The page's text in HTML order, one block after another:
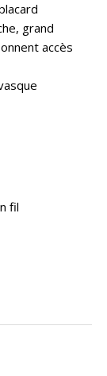
grand
accès
fil